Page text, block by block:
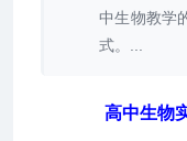
中生物教学
式。...
高中生物实